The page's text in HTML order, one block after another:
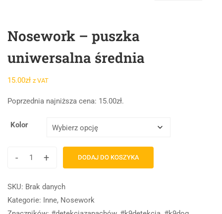
Nosework – puszka
uniwersalna średnia
15.00zł z VAT
Poprzednia najniższa cena: 15.00zł.
Kolor
- + DODAJ DO KOSZYKA
SKU: Brak danych
Kategorie: Inne, Nosework